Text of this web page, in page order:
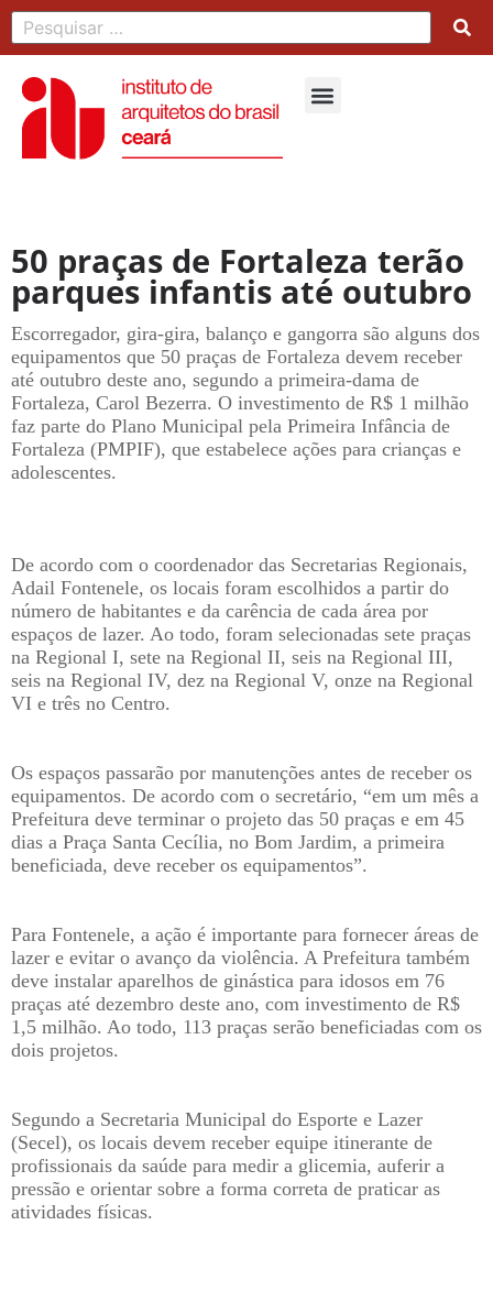
50 praças de Fortaleza terão
parques infantis até outubro
Escorregador, gira-gira, balanço e gangorra são alguns dos
equipamentos que 50 praças de Fortaleza devem receber
até outubro deste ano, segundo a primeira-dama de
Fortaleza, Carol Bezerra. O investimento de R$ 1 milhão
faz parte do Plano Municipal pela Primeira Infância de
Fortaleza (PMPIF), que estabelece ações para crianças e
adolescentes.
De acordo com o coordenador das Secretarias Regionais,
Adail Fontenele, os locais foram escolhidos a partir do
número de habitantes e da carência de cada área por
espaços de lazer. Ao todo, foram selecionadas sete praças
na Regional I, sete na Regional II, seis na Regional III,
seis na Regional IV, dez na Regional V, onze na Regional
VI e três no Centro.
Os espaços passarão por manutenções antes de receber os
equipamentos. De acordo com o secretário, “em um mês a
Prefeitura deve terminar o projeto das 50 praças e em 45
dias a Praça Santa Cecília, no Bom Jardim, a primeira
beneficiada, deve receber os equipamentos”.
Para Fontenele, a ação é importante para fornecer áreas de
lazer e evitar o avanço da violência. A Prefeitura também
deve instalar aparelhos de ginástica para idosos em 76
praças até dezembro deste ano, com investimento de R$
1,5 milhão. Ao todo, 113 praças serão beneficiadas com os
dois projetos.
Segundo a Secretaria Municipal do Esporte e Lazer
(Secel), os locais devem receber equipe itinerante de
profissionais da saúde para medir a glicemia, auferir a
pressão e orientar sobre a forma correta de praticar as
atividades físicas.